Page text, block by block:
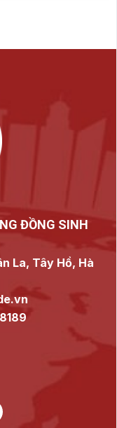
ĐỒNG SINH
La, Tây Hồ, Hà